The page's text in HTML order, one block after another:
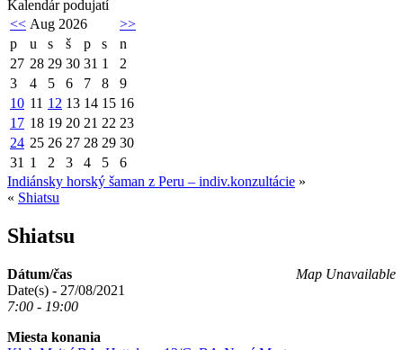
Kalendár podujatí
<< Aug 2026
>>
p
u s š p s
n
27 28 29 30 31 1
2
3
4 5 6 7 8
9
10 11 12 13 14 15 16
17 18 19 20 21 22 23
24 25 26 27 28 29 30
31 1 2 3 4 5
6
Indiánsky horský šaman z Peru – indiv.konzultácie »
« Shiatsu
Shiatsu
Map Unavailable
Dátum/čas
Date(s) - 27/08/2021
7:00 - 19:00
Miesta konania